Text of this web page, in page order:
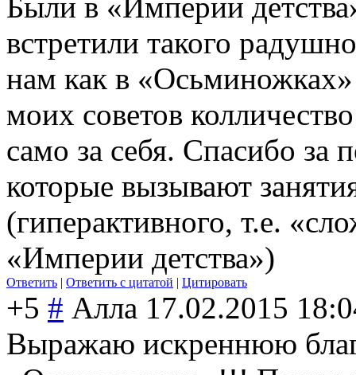
встретили такого
нам как в
моих советов
само за себя. Спасибо за
которые вызывают
(гиперактивного, т.е.
«Империи детства»)
Ответить | Ответить с цитатой | Цитировать
+5 # Алла 17.02.2015
Выражаю искреннюю